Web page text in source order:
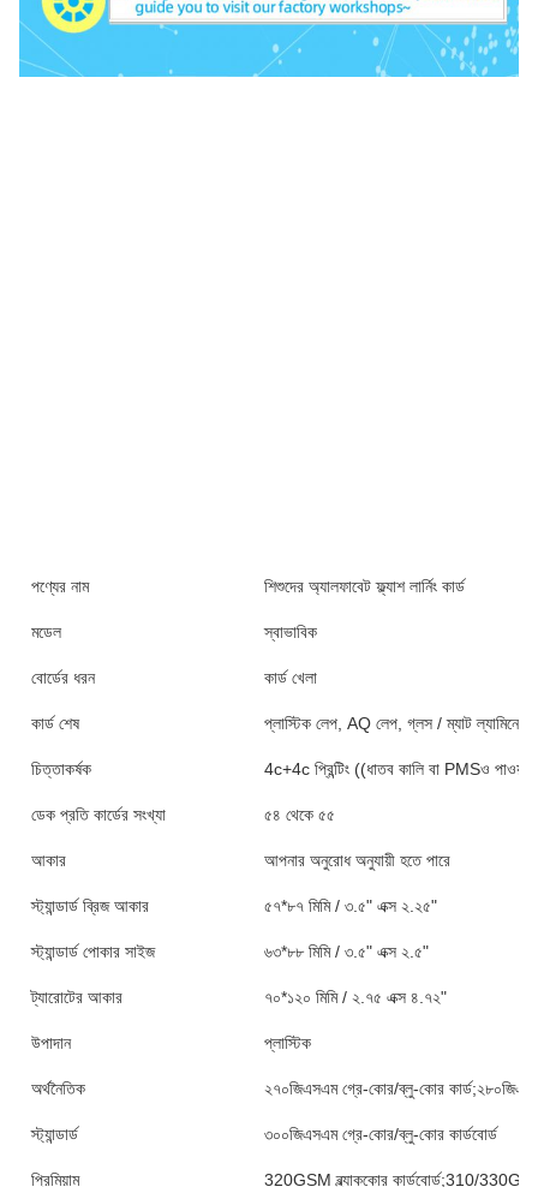
পণ্যের নাম শিশুদের অ্যালফাবেট ফ্ল্যাশ লার্নিং কার্ড
মডেল স্বাভাবিক
বোর্ডের ধরন কার্ড খেলা
কার্ড শেষ প্লাস্টিক লেপ, AQ লেপ, গ্লস / ম্যাট
চিত্তাকর্ষক 4c+4c প্রিন্টিং ((ধাতব কালি বা PMSও পাওয়া
ডেক প্রতি কার্ডের সংখ্যা ৫৪ থেকে ৫৫
আকার আপনার অনুরোধ অনুযায়ী হতে পারে
স্ট্যান্ডার্ড ব্রিজ আকার ৫৭*৮৭ মিমি / ৩.৫" এক্স ২.২৫"
স্ট্যান্ডার্ড পোকার সাইজ ৬৩*৮৮ মিমি / ৩.৫" এক্স ২.৫"
ট্যারোটের আকার ৭০*১২০ মিমি / ২.৭৫ এক্স ৪.৭২"
উপাদান প্লাস্টিক
অর্থনৈতিক ২৭০জিএসএম গ্রে-কোর/ব্লু-কোর
স্ট্যান্ডার্ড ৩০০জিএসএম গ্রে-কোর/ব্লু-কোর কার্ডবোর্ড
প্রিমিয়াম 320GSM ব্ল্যাককোর কার্ডবোর্ড;310/330GSM